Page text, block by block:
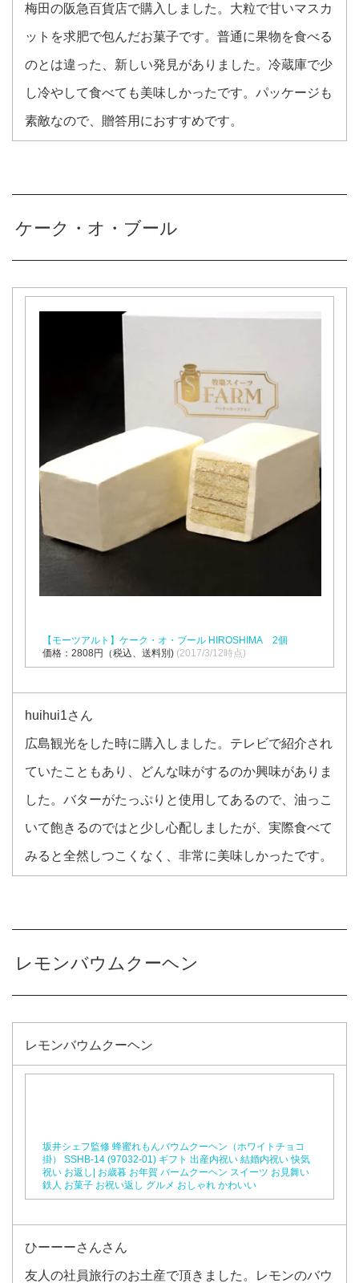
梅田の阪急百貨店で購入しました。大粒で甘いマスカ
ットを求肥で包んだお菓子です。普通に果物を食べる
のとは違った、新しい発見がありました。冷蔵庫で少
し冷やして食べても美味しかったです。パッケージも
素敵なので、贈答用におすすめです。
ケーク・オ・ブール
【モーツアルト】ケーク・オ・ブール HIROSHIMA 2個
価格：2808円（税込、送料別) (2017/3/12時点)
huihui1さん
広島観光をした時に購入しました。テレビで紹介され
ていたこともあり、どんな味がするのか興味がありま
した。バターがたっぷりと使用してあるので、油っこ
いて飽きるのではと少し心配しましたが、実際食べて
みると全然しつこくなく、非常に美味しかったです。
レモンバウムクーヘン
レモンバウムクーヘン
坂井シェフ監修 蜂蜜れもんバウムクーヘン（ホワイトチョコ
掛） SSHB-14 (97032-01) ギフト 出産内祝い 結婚内祝い 快気
祝い お返し| お歳暮 お年賀 バームクーヘン スイーツ お見舞い
鉄人 お菓子 お祝い返し グルメ おしゃれ かわいい
ひーーーさんさん
友人の社員旅行のお土産で頂きました。レモンのバウ